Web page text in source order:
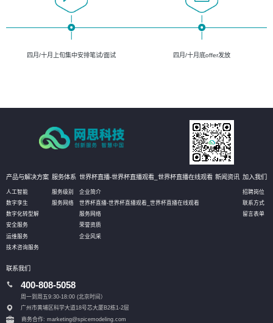
四月/十月上旬集中安排笔试/面试 四月/十月底offer发放
产品与解决方案
人工智能
数字孪生
数字化转型解
安全服务
运维服务
技术咨询服务
服务体系
服务级别
服务网络
世界杯直播-世界杯直播观看_世界杯直播在线观看
企业简介
世界杯直播-世界杯直播观看_世界杯直播在线观看
服务网络
荣誉资质
企业风采
新闻资讯 加入我们
招聘岗位
联系方式
留言表单
联系我们
400-808-5058
周一到周五9:30-18:00 (北京时间）
广州市黄埔区科学大道18号芯大厦B2栋1-2层
商务合作: marketing@spicemodeling.com